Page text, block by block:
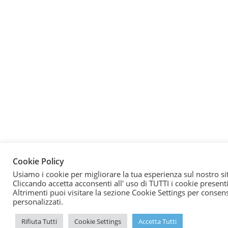
Cookie Policy
Usiamo i cookie per migliorare la tua esperienza sul nostro
Cliccando accetta acconsenti all' uso di TUTTI i cookie
Altrimenti puoi visitare la sezione Cookie Settings per
personalizzati.
Rifiuta Tutti Cookie Settings Accetta Tutti